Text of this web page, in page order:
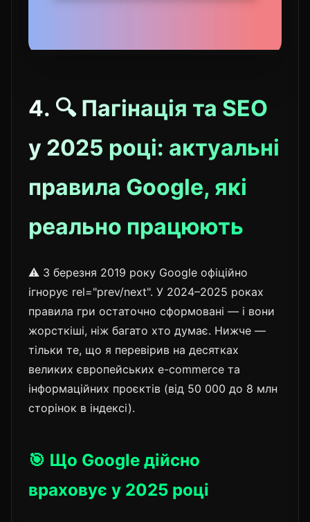
4. 🔍 Пагінація та SEO
у 2025 році: актуальні
правила Google, які
реально працюють
⚠️ З березня 2019 року Google офіційно
ігнорує rel="prev/next". У 2024–2025 роках
правила гри остаточно сформовані — і вони
жорсткіші, ніж багато хто думає. Нижче —
тільки те, що я перевірив на десятках
великих європейських e-commerce та
інформаційних проєктів (від 50 000 до 8 млн
сторінок в індексі).
🎯 Що Google дійсно
враховує у 2025 році